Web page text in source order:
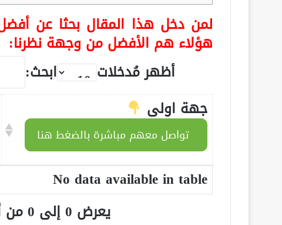
لمن دخل هذا المقال بحثا عن
هؤلاء هم الأفضل من وجهة نظرنا:
أظهر مُدخلات
ابحث:
جهة اولى
تواصل معهم مباشرة بالضغط هنا
No data available in table
يعرض 0 إلى 0 من أصل 0 سجلّ